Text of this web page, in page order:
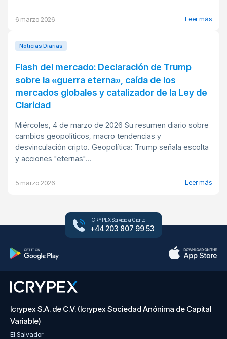
6 marzo 2026 Leer más
Noticias Diarias
Flash del mercado: Declaración de Trump
sobre la «guerra eterna», caída de los
mercados globales y catalizador de la Ley de
Claridad
Miércoles, 4 de marzo de 2026 Su resumen diario sobre
cambios geopolíticos, macro tendencias y
desvinculación cripto. Geopolítica: Trump señala escolta
y acciones "eternas"...
5 marzo 2026 Leer más
ICRYPEX Servicio al Cliente
+44 203 807 99 53
Icrypex S.A. de C.V. (Icrypex Sociedad Anónima de Capital
Variable)
El Salvador